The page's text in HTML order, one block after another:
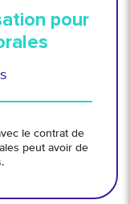
pour
le contrat de
peut avoir de